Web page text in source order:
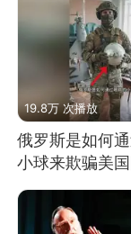
19.8万 次播放
俄罗斯是如何
小球来欺骗美
的